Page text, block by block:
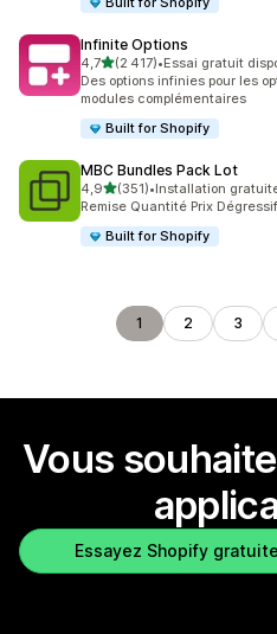
Infinite Options
4,7étoile(s) sur 5
(2 417)
2417 avis au total
•Essai gratuit
Des options infinies pour les
modules complémentaires
Built for Shopify
MBC Bundles Pack Lot
4,9étoile(s) sur 5
(351)
351 avis au total
•Installation
Remise Quantité Prix
Built for Shopify
1 2 3
Vous
Essayez Shopify